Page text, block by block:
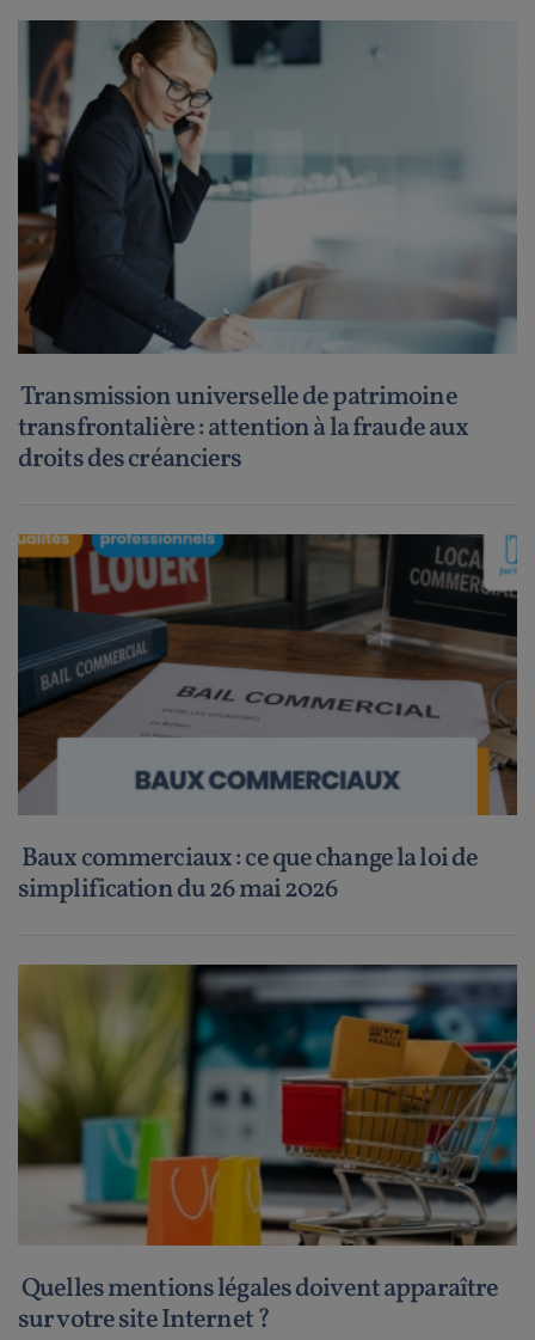
Transmission universelle de patrimoine
transfrontalière : attention à la fraude aux
droits des créanciers
Baux commerciaux : ce que change la loi de
simplification du 26 mai 2026
Quelles mentions légales doivent apparaître
sur votre site Internet ?